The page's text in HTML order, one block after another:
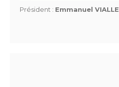
Président : Emmanuel VIALLE